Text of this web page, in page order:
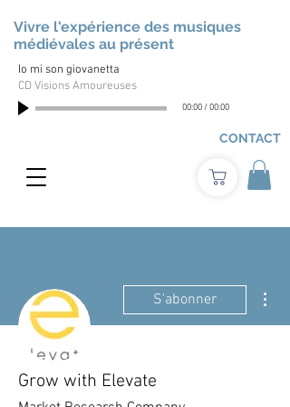
Vivre l'expérience des musiques
médiévales au présent
Io mi son giovanetta
CD Visions Amoureuses
00:00/00:00
CONTACT
S'abonner
Grow with Elevate